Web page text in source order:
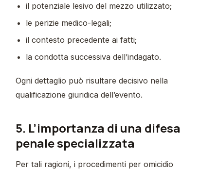
il potenziale lesivo del mezzo utilizzato;
le perizie medico-legali;
il contesto precedente ai fatti;
la condotta successiva dell’indagato.
Ogni dettaglio può risultare decisivo nella
qualificazione giuridica dell’evento.
5. L’importanza di una difesa
penale specializzata
Per tali ragioni, i procedimenti per omicidio